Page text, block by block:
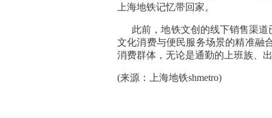
上海地铁记忆带回家。
此前，地铁文创的线下销售渠道
文化消费与便民服务场景的精准融
消费群体，无论是通勤的上班族、
(来源：上海地铁shmetro)